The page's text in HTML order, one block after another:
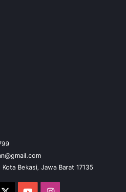
Bekasi, Jawa Barat 17135